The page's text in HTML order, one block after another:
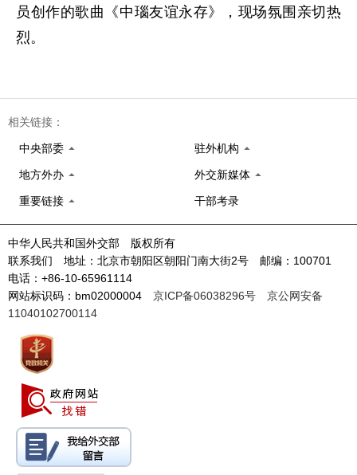
员创作的歌曲《中瑙友谊永存》，现场氛围亲切热
烈。
相关链接：
中央部委 驻外机构
地方外办 外交新媒体
重要链接 干部考录
中华人民共和国外交部 版权所有
联系我们 地址：北京市朝阳区朝阳门南大街2号 邮编：100701
电话：+86-10-65961114
网站标识码：bm02000004 京ICP备06038296号
京公网安备
11040102700114